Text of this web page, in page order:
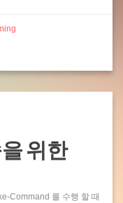
을 위한
Command 를 수행 할 때